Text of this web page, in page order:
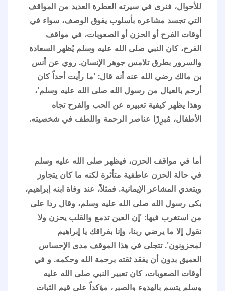
للأحوال، فنرى في سيرته العطرة العديد من المواقف
التي تجسد مشاعره بأسلوب يفوق الوصف، سواء في
أوقات الفرح أو الحزن أو الصعوبات، في مواقف
الفرح، كان النبي صلى الله عليه وسلم يُظهر السعادة
والسرور بطرق تلامس جوهر الإنسان. روي عن أنس
بن مالك رضي الله عنه أنه قال: 'ما رأيت أحداً كان
أرحم بالعيال من رسول الله صلى الله عليه وسلم'،
وهذا يظهر كيفية تعبيره عن الحب والفرح تجاه
الأطفال، مُبرِزًا عناصر الرحمة واللطف في شخصيته.
أما في مواقف الحزن، فيظهر صلى الله عليه وسلم
في حالة الحزن عاطفية متأثرة لكنه ما كان يتجاوز
ويتعدي المشاعر الإيمانية. فمثلاً، عند وفاة ابنه إبراهيم،
بكى رسول الله صلى الله عليه وسلم، وقال ردا على
من استغرب فيها: 'إن العين تدمع والقلب يحزن ولا
نقول إلا ما يرضي ربنا، وإنا بفراقك يا إبراهيم
لمحزونون'. تتجلى في هذا الموقف مدى الإحساس
العميق بدون أن يفقد ثقته برحمة الله وحكمه. و في
أوقات الصعوبات، كان تعبير النبي صلى الله عليه
وسلم يتسم بالهدوء والصبر، مؤكداً على قيم الثبات